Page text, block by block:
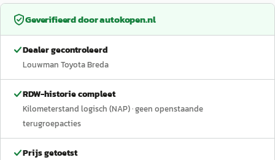
Geverifieerd doorautokopen.nl
Dealer gecontroleerd
Louwman Toyota Breda
RDW-historie compleet
Kilometerstand logisch (NAP)· geen openstaande
terugroepacties
Prijs getoetst